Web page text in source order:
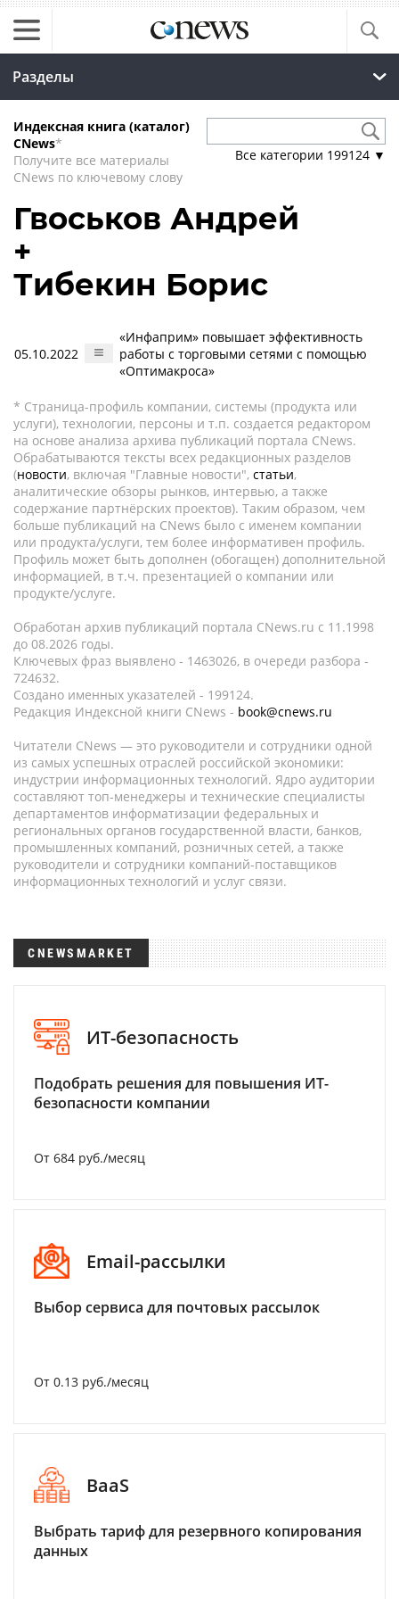
Разделы
Индексная книга (каталог)
CNews*
Получите все материалы
CNews по ключевому слову
Все категории 199124 ▼
Гвоськов Андрей
+
Тибекин Борис
05.10.2022
«Инфаприм» повышает эффективность
работы с торговыми сетями с помощью
«Оптимакроса»
* Страница-профиль компании, системы (продукта или
услуги), технологии, персоны и т.п. создается редактором
на основе анализа архива публикаций портала CNews.
Обрабатываются тексты всех редакционных разделов
(новости, включая "Главные новости", статьи,
аналитические обзоры рынков, интервью, а также
содержание партнёрских проектов). Таким образом, чем
больше публикаций на CNews было с именем компании
или продукта/услуги, тем более информативен профиль.
Профиль может быть дополнен (обогащен) дополнительной
информацией, в т.ч. презентацией о компании или
продукте/услуге.
Обработан архив публикаций портала CNews.ru c 11.1998
до 08.2026 годы.
Ключевых фраз выявлено - 1463026, в очереди разбора -
724632.
Создано именных указателей - 199124.
Редакция Индексной книги CNews - book@cnews.ru
Читатели CNews — это руководители и сотрудники одной
из самых успешных отраслей российской экономики:
индустрии информационных технологий. Ядро аудитории
составляют топ-менеджеры и технические специалисты
департаментов информатизации федеральных и
региональных органов государственной власти, банков,
промышленных компаний, розничных сетей, а также
руководители и сотрудники компаний-поставщиков
информационных технологий и услуг связи.
CNEWSMARKET
ИТ-безопасность
Подобрать решения для повышения ИТ-
безопасности компании
От 684 руб./месяц
Email-рассылки
Выбор сервиса для почтовых рассылок
От 0.13 руб./месяц
BaaS
Выбрать тариф для резервного копирования
данных